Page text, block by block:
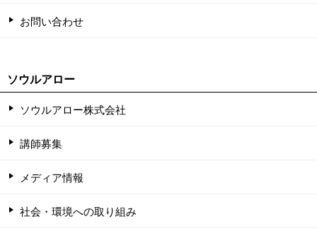
お問い合わせ
ソウルアロー
ソウルアロー株式会社
講師募集
メディア情報
社会・環境への取り組み